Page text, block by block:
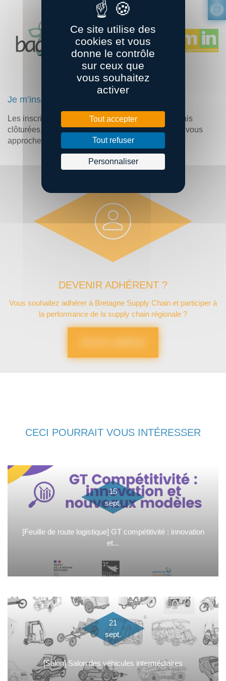
Je m’inscris
Les inscriptions pour cet événement sont désormais
clôturées. Si vous souhaitez y participer, merci de vous
approcher d’
Iwen LAYEC.
DEVENIR ADHÉRENT ?
Vous souhaitez adhérer à Bretagne Supply Chain et participer à
la performance de la supply chain régionale ?
CECI POURRAIT VOUS INTÉRESSER
15
sept.
[Feuille de route logistique] GT compétitivité : innovation
et...
21
sept.
[Salon] Salon des véhicules intermédiaires
Ce site utilise des
cookies et vous
donne le contrôle
sur ceux que
vous souhaitez
activer
Tout accepter
Tout refuser
Personnaliser